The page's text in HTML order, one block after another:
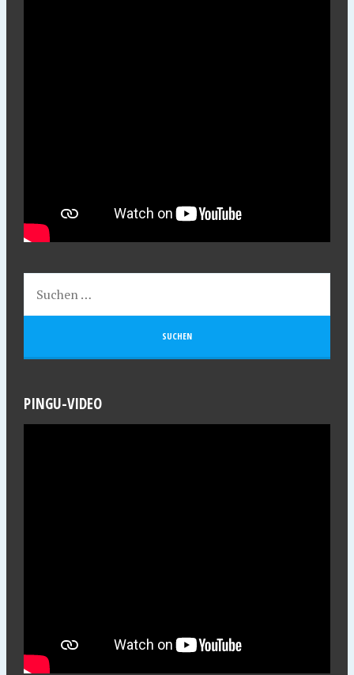
PINGU-VIDEO